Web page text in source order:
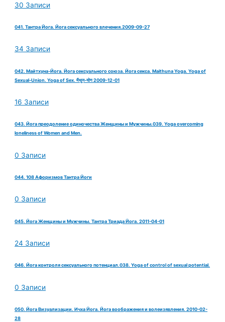
30 Записи
041. Тантра Йога. Йога сексуального влечения.2009-09-27
34 Записи
042. Майтхуна-Йога. Йога сексуального союза. Йога секса. Maithuna Yoga. Yoga of
Sexual-Union. Yoga of Sex. मैथुन-योग 2009-12-01
16 Записи
043. Йога преодоление одиночества Женщины и Мужчины.039. Yoga overcoming
loneliness of Women and Men.
0 Записи
044. 108 Афоризмов Тантра Йоги
0 Записи
045. Йога Женщины и Мужчины. Тантра Триада Йога. 2011-04-01
24 Записи
046. Йога контроля сексуального потенциал.038. Yoga of control of sexual potential.
0 Записи
050. Йога Визуализации. Ичха Йога. Йога воображения и волеизявления. 2010-02-
28